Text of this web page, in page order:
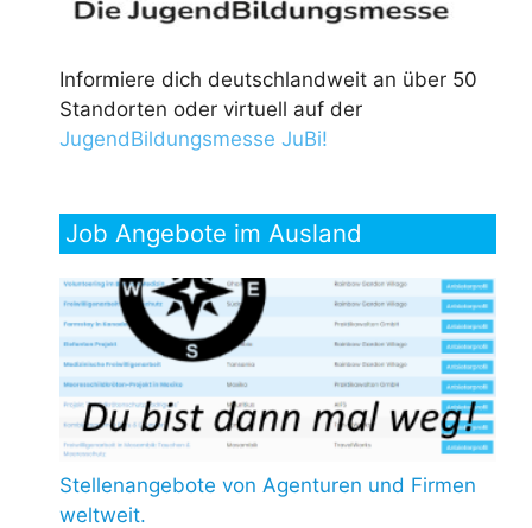
Informiere dich deutschlandweit an über 50
Standorten oder virtuell auf der
JugendBildungsmesse JuBi!
Job Angebote im Ausland
Stellenangebote von Agenturen und Firmen
weltweit.